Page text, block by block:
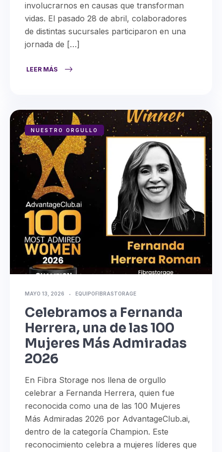
involucrarnos en causas que transforman
vidas. El pasado 28 de abril, colaboradores
de distintas sucursales participaron en una
jornada de […]
LEER MÁS
NUESTRO ORGULLO
MAYO 13, 2026 EQUIPOFIBRASTORAGE
Celebramos a Fernanda
Herrera, una de las 100
Mujeres Más Admiradas
2026
En Fibra Storage nos llena de orgullo
celebrar a Fernanda Herrera, quien fue
reconocida como una de las 100 Mujeres
Más Admiradas 2026 por AdvantageClub.ai,
dentro de la categoría Champion. Este
reconocimiento celebra a mujeres líderes que